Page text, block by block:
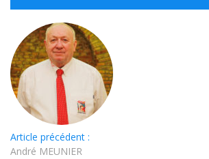
Article précédent :
André MEUNIER